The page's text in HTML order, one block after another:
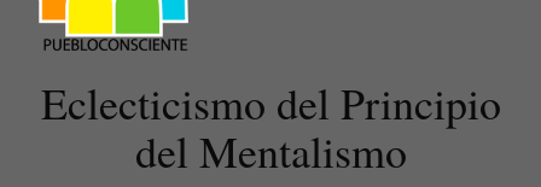
Eclecticismo del Principio
del Mentalismo